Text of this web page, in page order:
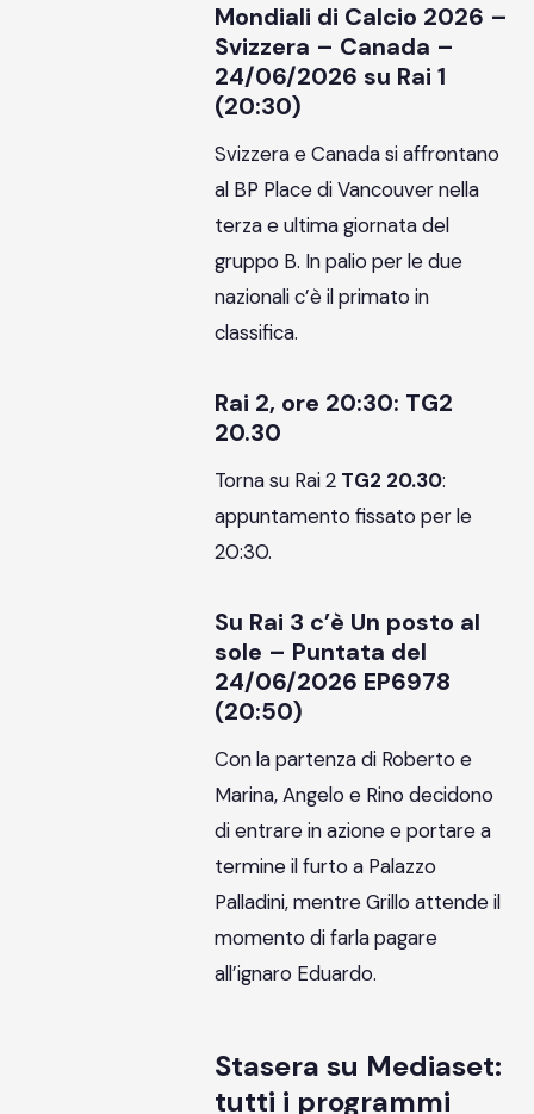
Mondiali di Calcio 2026 –
Svizzera – Canada –
24/06/2026 su Rai 1
(20:30)
Svizzera e Canada si affrontano
al BP Place di Vancouver nella
terza e ultima giornata del
gruppo B. In palio per le due
nazionali c’è il primato in
classifica.
Rai 2, ore 20:30: TG2
20.30
Torna su Rai 2 TG2 20.30:
appuntamento fissato per le
20:30.
Su Rai 3 c’è Un posto al
sole – Puntata del
24/06/2026 EP6978
(20:50)
Con la partenza di Roberto e
Marina, Angelo e Rino decidono
di entrare in azione e portare a
termine il furto a Palazzo
Palladini, mentre Grillo attende il
momento di farla pagare
all’ignaro Eduardo.
Stasera su Mediaset:
tutti i programmi